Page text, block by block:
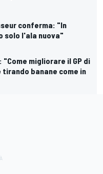
conferma: "In
solo l'ala nuova"
"Come migliorare il GP di
tirando banane come in